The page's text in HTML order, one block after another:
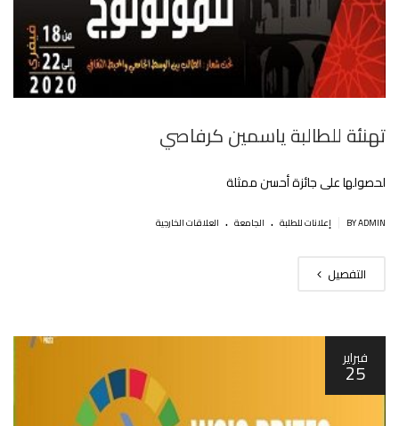
تهنئة للطالبة ياسمين كرفاصي
لحصولها على جائزة أحسن ممثلة
BY ADMIN إعلانات للطلبة . الجامعة . العلاقات الخارجية
التفصيل
فبراير
25